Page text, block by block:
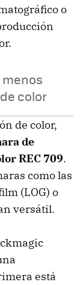
o
menos
color
de color,
de
REC 709.
como las
(LOG) o
versátil.
está